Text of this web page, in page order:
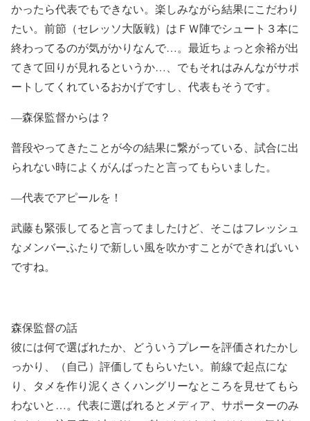
かったら代表でもできない。楽しみながら結果にこだわり
たい。前節（セレッソ大阪戦）はＦＷ陣でシュート３本に
終わってるのが気がかりなんで…。最近ちょっと余裕が出
てきて回りが見れるというか…、でもそれはみんながサポ
ートしてくれているおかげですし、代表もそうです。
―森保監督からは？
普段やってきたことが今の結果に繋がっている、試合に出
られない時によくがんばったと言ってもらいました。
―代表でアピールを！
武藤も緊張してると言ってましたけど、そこはフレッシュ
なメンバーふたりで新しい風を吹かすことができればいい
ですね。
森保監督の話
彼には何で選ばれたか、どういうプレーを評価されたかし
っかり、（自己）評価してもらいたい。前線で起点にな
り、タメを作り泥くさくハングリーなところを見せてもら
わないと…。代表に選ばれるとメディア、サポーターのみ